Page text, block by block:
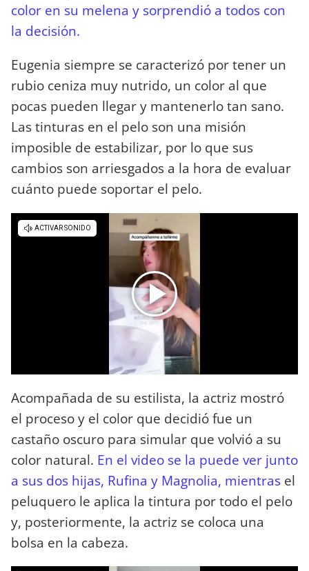
color en su melena y sorprendió a todos con
la decisión.
Eugenia siempre se caracterizó por tener un
rubio ceniza muy nutrido, un color al que
pocas pueden llegar y mantenerlo tan sano.
Las tinturas en el pelo son una misión
imposible de estabilizar, por lo que sus
cambios son arriesgados a la hora de evaluar
cuánto puede soportar el pelo.
Acompañada de su estilista, la actriz mostró
el proceso y el color que decidió fue un
castaño oscuro para simular que volvió a su
color natural. En el video se la puede ver junto
a sus dos hijas, Rufina y Magnolia, mientras el
peluquero le aplica la tintura por todo el pelo
y, posteriormente, la actriz se coloca una
bolsa en la cabeza.